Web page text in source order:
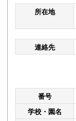
所在地
連絡先
番号
学校・園名